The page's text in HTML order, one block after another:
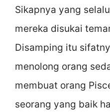
Sikapnya yang
mereka disukai
Disamping itu
menolong orang
membuat orang
seorang yang baik